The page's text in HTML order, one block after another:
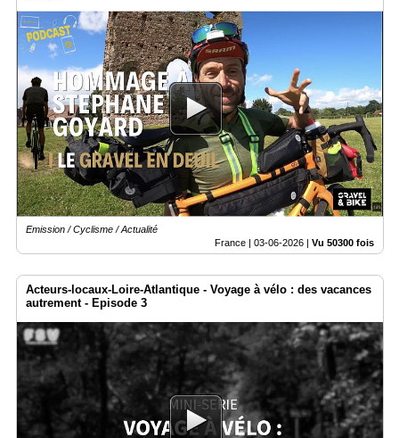
Emission / Cyclisme / Actualité
France | 03-06-2026 Vu 50300 fois
Acteurs-locaux-Loire-Atlantique - Voyage à vélo : des vacances
autrement - Episode 3